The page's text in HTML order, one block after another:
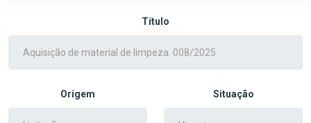
Título
Origem Situação